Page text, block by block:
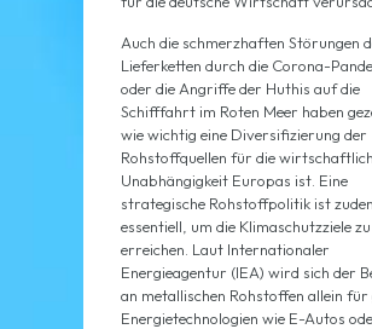
Auch die schmerzhaften Störungen
Lieferketten durch die Corona-
oder die Angriffe der Huthis auf die
Schifffahrt im Roten Meer haben
wie wichtig eine Diversifizierung der
Rohstoffquellen für die
Unabhängigkeit Europas ist. Eine
strategische Rohstoffpolitik ist
essentiell, um die Klimaschutzziele zu
erreichen. Laut Internationaler
Energieagentur (IEA) wird sich der
an metallischen Rohstoffen allein für
Energietechnologien wie E-Autos